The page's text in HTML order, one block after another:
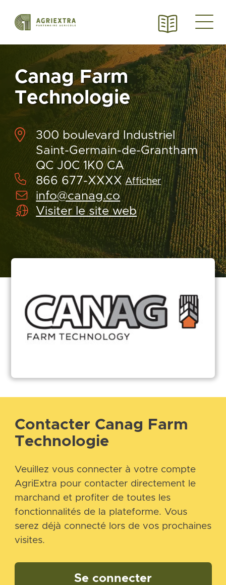
Canag Farm
Technologie
300 boulevard Industriel
Saint-Germain-de-Grantham
QC J0C 1K0 CA
866 677-XXXX Afficher
info@canag.co
Visiter le site web
Contacter Canag Farm
Technologie
Veuillez vous connecter à votre compte
AgriExtra pour contacter directement le
marchand et profiter de toutes les
fonctionnalités de la plateforme. Vous
serez déjà connecté lors de vos prochaines
visites.
Se connecter